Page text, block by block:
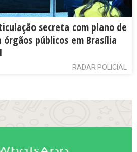
secreta com plano de
públicos em Brasília
RADAR POLICIAL